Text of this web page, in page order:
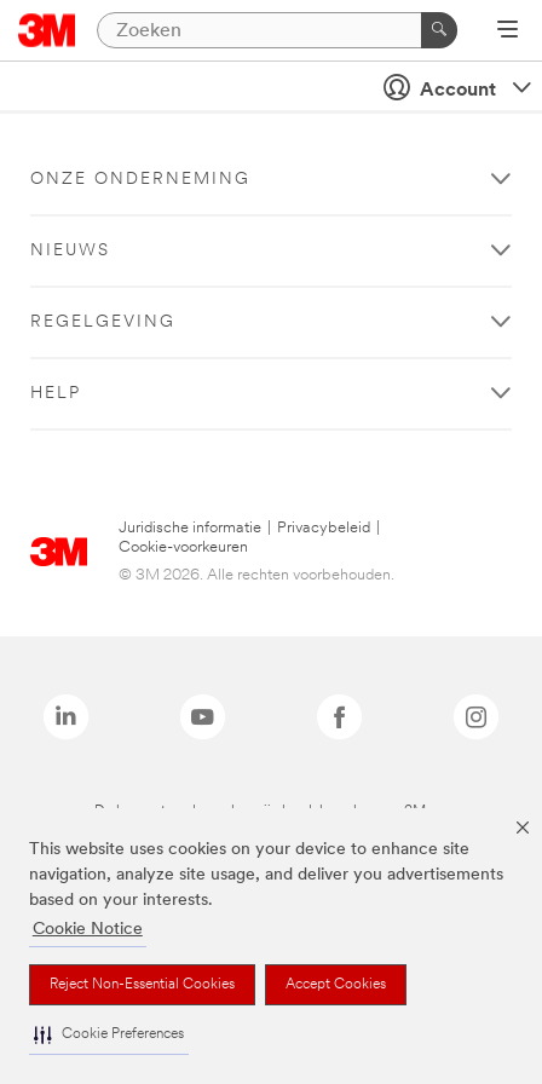
This website uses cookies on your device to enhance site
navigation, analyze site usage, and deliver you advertisements
based on your interests.
Cookie Notice
Reject Non-Essential Cookies Accept Cookies
Cookie Preferences
Account
ONZE ONDERNEMING
NIEUWS
REGELGEVING
HELP
Juridische informatie Privacybeleid
Cookie-voorkeuren
© 3M 2026. Alle rechten voorbehouden.
De bovenstaande merken zijn handelsmerken van 3M.we